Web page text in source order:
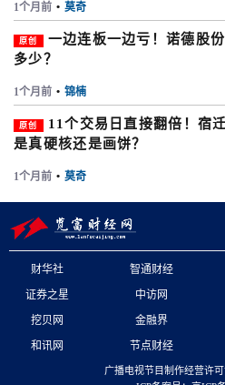
1个月前 • 莫奇
原创
一边连板一边亏！诺德股
多少？
1个月前 • 锦楠
原创
11个交易日直接翻倍！宿
是真硬核还是画饼？
1个月前 • 莫奇
财华社 智通财经
证券之星
中访网
挖贝网
金融界
和讯网
节点财经
广播电视节目制作经营许